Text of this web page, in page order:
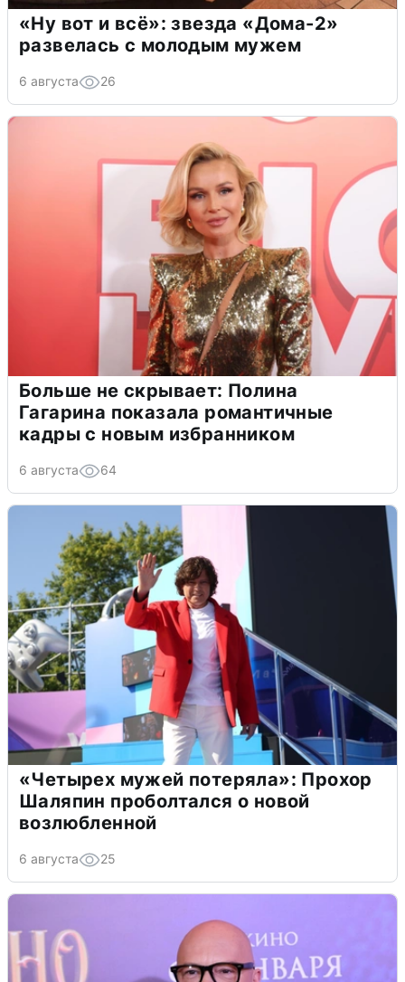
«Ну вот и всё»: звезда «Дома-2»
развелась с молодым мужем
6 августа 26
Больше не скрывает: Полина
Гагарина показала романтичные
кадры с новым избранником
6 августа 64
«Четырех мужей потеряла»: Прохор
Шаляпин проболтался о новой
возлюбленной
6 августа 25